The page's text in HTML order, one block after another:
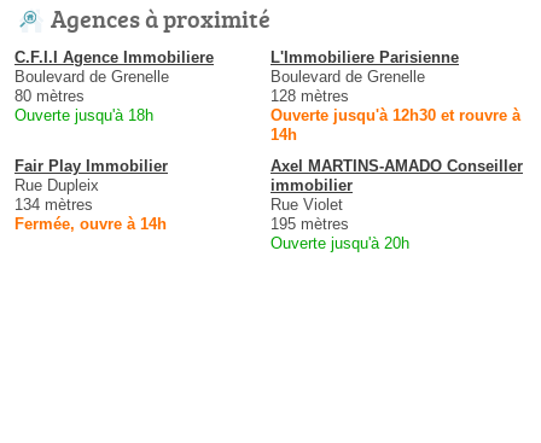
Agences à proximité
C.F.I.I Agence Immobiliere
Boulevard de Grenelle
80 mètres
Ouverte jusqu'à 18h
L'Immobiliere Parisienne
Boulevard de Grenelle
128 mètres
Ouverte jusqu'à 12h30 et rouvre à
14h
Fair Play Immobilier
Rue Dupleix
134 mètres
Fermée, ouvre à 14h
Axel MARTINS-AMADO Conseiller
immobilier
Rue Violet
195 mètres
Ouverte jusqu'à 20h